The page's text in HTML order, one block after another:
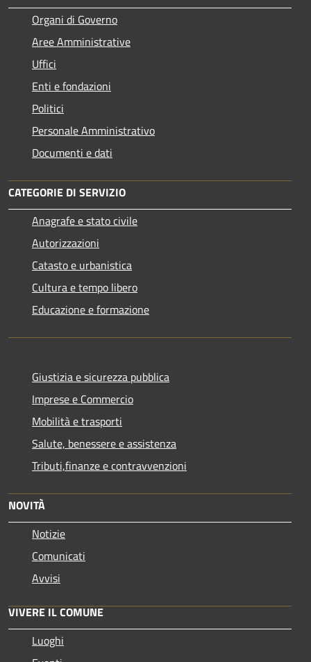
Organi di Governo
Aree Amministrative
Uffici
Enti e fondazioni
Politici
Personale Amministrativo
Documenti e dati
CATEGORIE DI SERVIZIO
Anagrafe e stato civile
Autorizzazioni
Catasto e urbanistica
Cultura e tempo libero
Educazione e formazione
Giustizia e sicurezza pubblica
Imprese e Commercio
Mobilità e trasporti
Salute, benessere e assistenza
Tributi,finanze e contravvenzioni
NOVITÀ
Notizie
Comunicati
Avvisi
VIVERE IL COMUNE
Luoghi